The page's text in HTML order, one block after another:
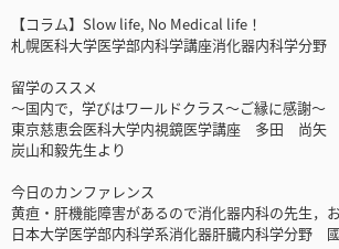
【コラム】Slow life, No Medical life！
札幌医科大学医学部内科学講座消化器内科学分
留学のススメ
～国内で，学びはワールドクラス～ご縁に感謝～
東京慈恵会医科大学内視鏡医学講座 多田 尚矢
炭山和毅先生より
今日のカンファレンス
黄疸・肝機能障害があるので消化器内科の先生，
日本大学医学部内科学系消化器肝臓内科学分野